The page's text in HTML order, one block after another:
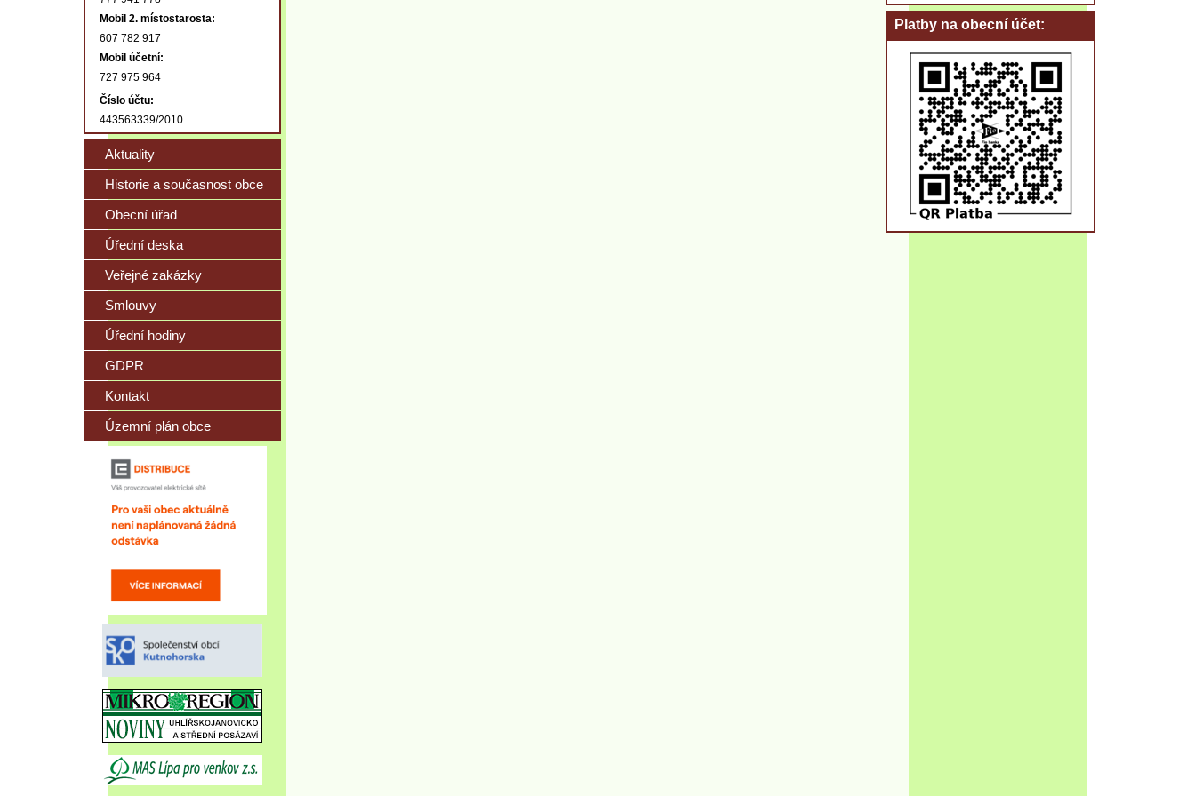
Mobil 2. místostarosta:
607 782 917
Mobil účetní:
727 975 964
Číslo účtu:
443563339/2010
Aktuality
Historie a současnost obce
Obecní úřad
Úřední deska
Veřejné zakázky
Smlouvy
Úřední hodiny
GDPR
Kontakt
Územní plán obce
Platby na obecní účet